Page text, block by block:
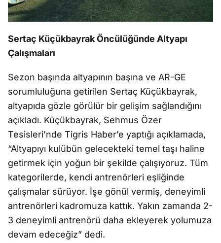
Sertaç Küçükbayrak Öncülüğünde Altyapı
Çalışmaları
Sezon başında altyapının başına ve AR-GE
sorumluluğuna getirilen Sertaç Küçükbayrak,
altyapıda gözle görülür bir gelişim sağlandığını
açıkladı. Küçükbayrak, Sehmus Özer
Tesisleri’nde Tigris Haber’e yaptığı açıklamada,
“Altyapıyı kulübün gelecekteki temel taşı haline
getirmek için yoğun bir şekilde çalışıyoruz. Tüm
kategorilerde, kendi antrenörleri eşliğinde
çalışmalar sürüyor. İşe gönül vermiş, deneyimli
antrenörleri kadromuza kattık. Yakın zamanda 2-
3 deneyimli antrenörü daha ekleyerek yolumuza
devam edeceğiz” dedi.